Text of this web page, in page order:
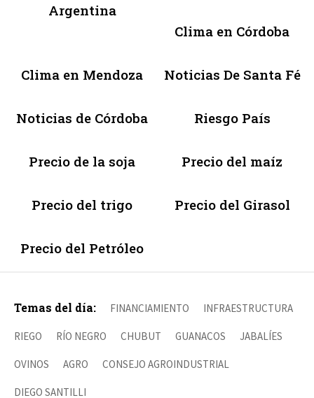
Argentina
Clima en Córdoba
Clima en Mendoza Noticias De Santa Fé
Noticias de Córdoba Riesgo País
Precio de la soja Precio del maíz
Precio del trigo Precio del Girasol
Precio del Petróleo
Temas del día: FINANCIAMIENTO INFRAESTRUCTURA
RIEGO RÍO NEGRO CHUBUT GUANACOS JABALÍES
OVINOS AGRO CONSEJO AGROINDUSTRIAL
DIEGO SANTILLI